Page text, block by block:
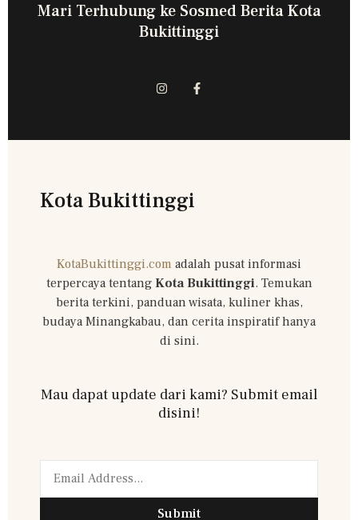
Mari Terhubung ke Sosmed Berita Kota
Bukittinggi
Kota Bukittinggi
KotaBukittinggi.com adalah pusat informasi
terpercaya tentang Kota Bukittinggi. Temukan
berita terkini, panduan wisata, kuliner khas,
budaya Minangkabau, dan cerita inspiratif hanya
di sini.
Mau dapat update dari kami? Submit email
disini!
Submit